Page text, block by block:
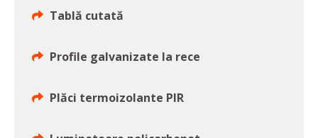
Tablă cutată
Profile galvanizate la rece
Plăci termoizolante PIR